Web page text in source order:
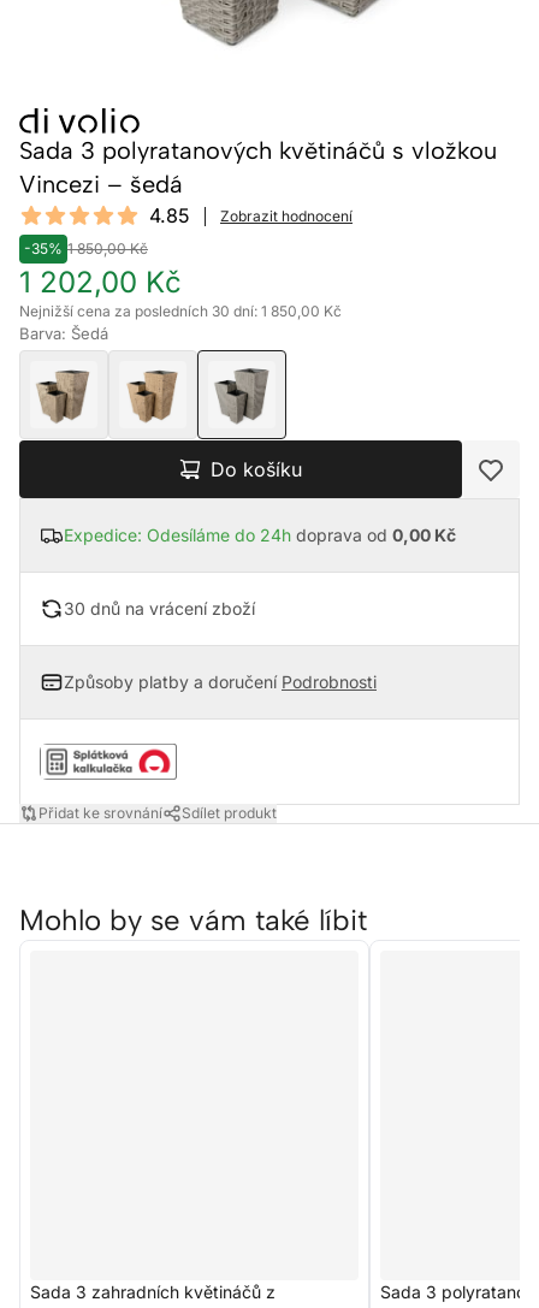
Sada 3 polyratanových květináčů s vložkou
Vincezi – šedá
Reviews
4.85 out of 5 stars 4.85
Zobrazit hodnocení
-35% 1 850,00 Kč
1 202,00 Kč
Nejnižší cena za posledních 30 dní: 1 850,00 Kč
Barva: Šedá
Do košíku
Expedice: Odesíláme do 24h doprava od 0,00 Kč
30 dnů na vrácení zboží
Způsoby platby a doručení Podrobnosti
Přidat ke srovnání Sdílet produkt
Mohlo by se vám také líbit
Sada 3 zahradních květináčů z
Sada 3